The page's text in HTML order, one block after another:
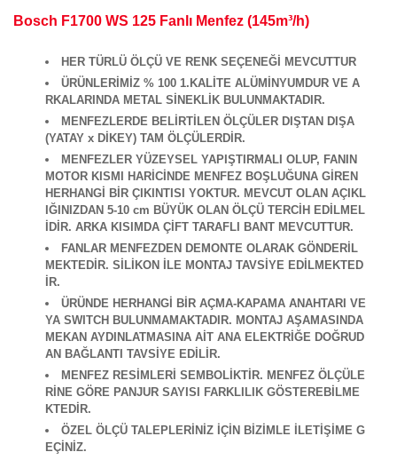
Bosch F1700 WS 125 Fanlı Menfez (145m³/h)
HER TÜRLÜ ÖLÇÜ VE RENK SEÇENEĞİ MEVCUTTUR
ÜRÜNLERİMİZ % 100 1.KALİTE ALÜMİNYUMDUR VE A
RKALARINDA METAL SİNEKLİK BULUNMAKTADIR.
MENFEZLERDE BELİRTİLEN ÖLÇÜLER DIŞTAN DIŞA
(YATAY x DİKEY) TAM ÖLÇÜLERDİR.
MENFEZLER YÜZEYSEL YAPIŞTIRMALI OLUP, FANIN
MOTOR KISMI HARİCİNDE MENFEZ BOŞLUĞUNA GİREN
HERHANGİ BİR ÇIKINTISI YOKTUR. MEVCUT OLAN AÇIKL
IĞINIZDAN 5-10 cm BÜYÜK OLAN ÖLÇÜ TERCİH EDİLMEL
İDİR. ARKA KISIMDA ÇİFT TARAFLI BANT MEVCUTTUR.
FANLAR MENFEZDEN DEMONTE OLARAK GÖNDERİL
MEKTEDİR. SİLİKON İLE MONTAJ TAVSİYE EDİLMEKTED
İR.
ÜRÜNDE HERHANGİ BİR AÇMA-KAPAMA ANAHTARI VE
YA SWITCH BULUNMAMAKTADIR. MONTAJ AŞAMASINDA
MEKAN AYDINLATMASINA AİT ANA ELEKTRİĞE DOĞRUD
AN BAĞLANTI TAVSİYE EDİLİR.
M ENFEZ RESİMLERİ SEMBOLİKTİR. MENFEZ ÖLÇÜLE
RİNE GÖRE PANJUR SAYISI FARKLILIK GÖSTEREBİLME
KTEDİR.
ÖZEL ÖLÇÜ TALEPLERİNİZ İÇİN BİZİMLE İLETİŞİME G
EÇİNİZ.